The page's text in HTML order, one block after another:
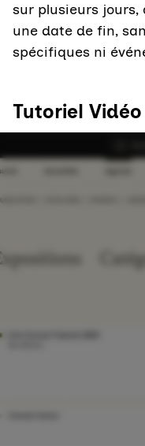
sur plusieurs
une date de fin,
spécifiques ni
Tutoriel Vidéo